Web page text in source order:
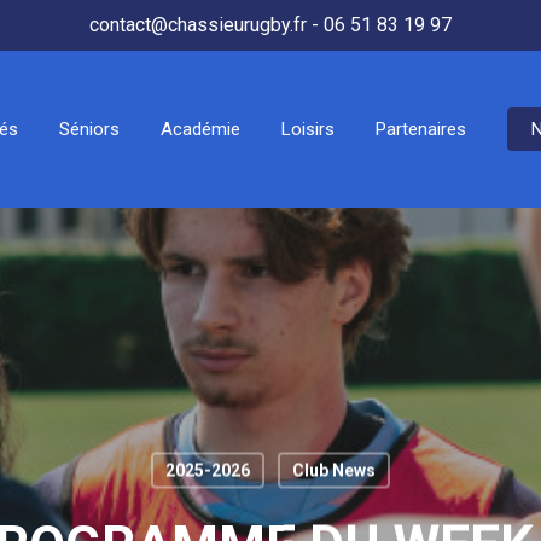
contact@chassieurugby.fr - 06 51 83 19 97
Séniors Académie Loisirs Partenaires
2025-2026 Club News